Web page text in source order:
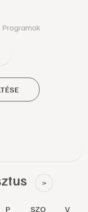
Programok
>
P SZO V